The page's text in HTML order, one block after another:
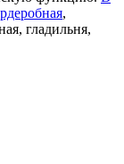
,
гладильня,